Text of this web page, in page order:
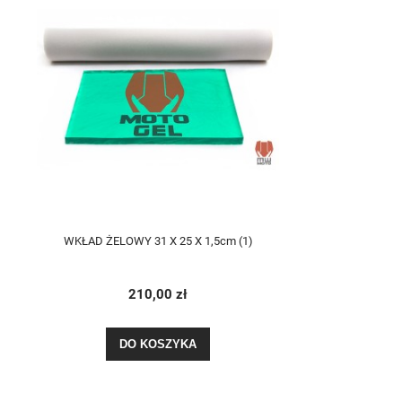
WKŁAD ŻELOWY 31 X 25 X 1,5cm (1)
210,00 zł
DO KOSZYKA